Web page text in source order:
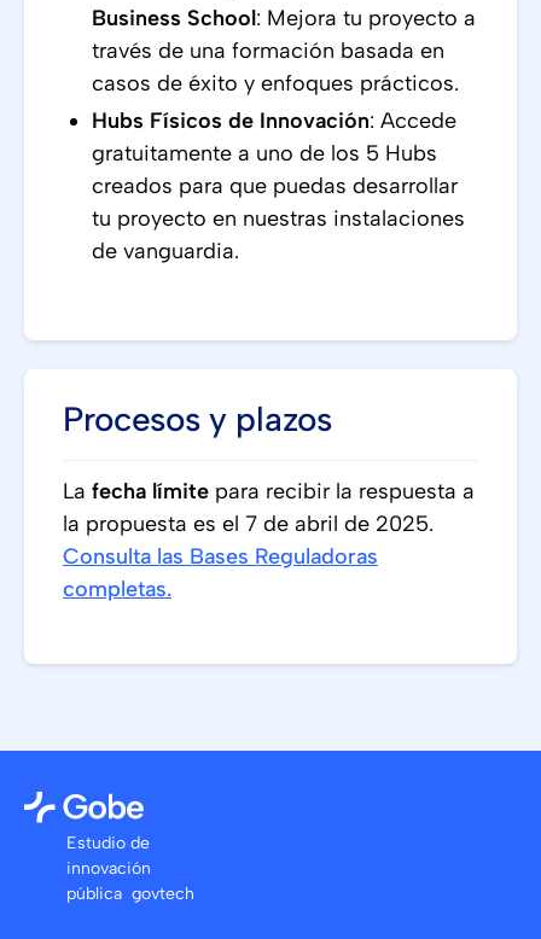
Business School: Mejora tu proyecto a
través de una formación basada en
casos de éxito y enfoques prácticos.
Hubs Físicos de Innovación: Accede
gratuitamente a uno de los 5 Hubs
creados para que puedas desarrollar
tu proyecto en nuestras instalaciones
de vanguardia.
Procesos y plazos
La fecha límite para recibir la respuesta a
la propuesta es el 7 de abril de 2025.
Consulta las Bases Reguladoras
completas.
Estudio de
innovación
pública govtech